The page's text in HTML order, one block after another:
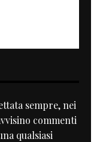
sempre, nei
commenti
qualsiasi